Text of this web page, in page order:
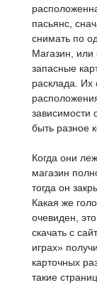
пасьянс,
снимать по
Магазин, или
запасные
расклада. Их
зависимости
быть разное
Когда они
магазин
тогда он
Какая же
очевиден,
скачать с
играх»
карточных
такие